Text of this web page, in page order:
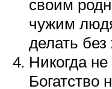
своим
чужим
делать
Никогда
Богатство